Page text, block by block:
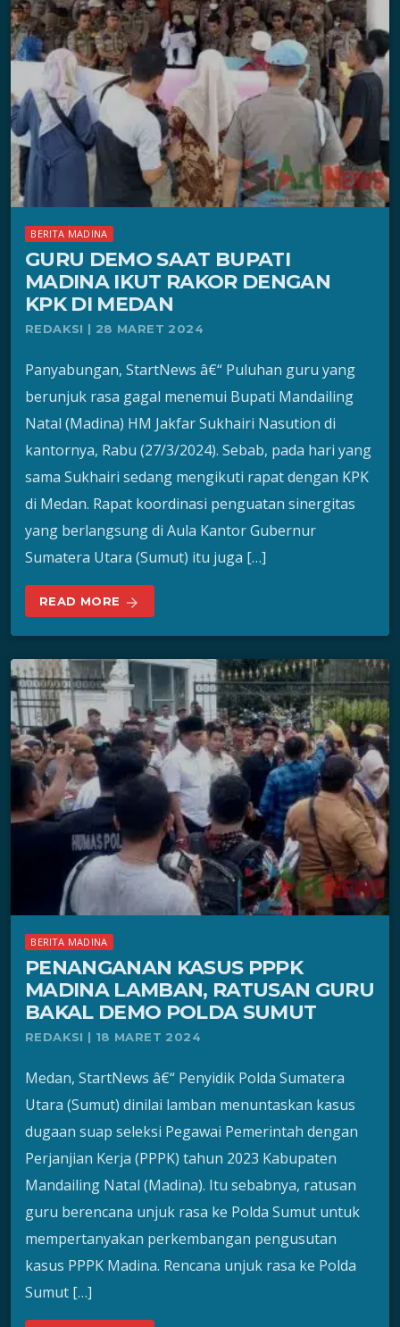
BERITA MADINA
GURU DEMO SAAT BUPATI
MADINA IKUT RAKOR DENGAN
KPK DI MEDAN
REDAKSI | 28 MARET 2024
Panyabungan, StartNews â€“ Puluhan guru yang
berunjuk rasa gagal menemui Bupati Mandailing
Natal (Madina) HM Jakfar Sukhairi Nasution di
kantornya, Rabu (27/3/2024). Sebab, pada hari yang
sama Sukhairi sedang mengikuti rapat dengan KPK
di Medan. Rapat koordinasi penguatan sinergitas
yang berlangsung di Aula Kantor Gubernur
Sumatera Utara (Sumut) itu juga […]
READ MORE arrow_forward
BERITA MADINA
PENANGANAN KASUS PPPK
MADINA LAMBAN, RATUSAN GURU
BAKAL DEMO POLDA SUMUT
REDAKSI | 18 MARET 2024
Medan, StartNews â€“ Penyidik Polda Sumatera
Utara (Sumut) dinilai lamban menuntaskan kasus
dugaan suap seleksi Pegawai Pemerintah dengan
Perjanjian Kerja (PPPK) tahun 2023 Kabupaten
Mandailing Natal (Madina). Itu sebabnya, ratusan
guru berencana unjuk rasa ke Polda Sumut untuk
mempertanyakan perkembangan pengusutan
kasus PPPK Madina. Rencana unjuk rasa ke Polda
Sumut […]